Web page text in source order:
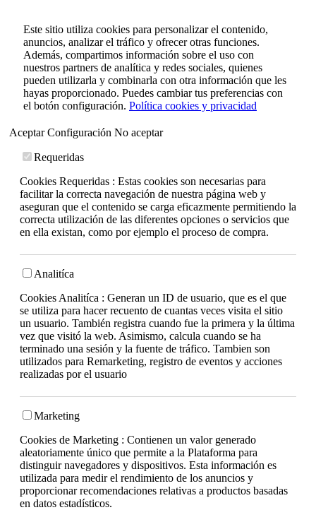
Este sitio utiliza cookies para personalizar el contenido,
anuncios, analizar el tráfico y ofrecer otras funciones.
Además, compartimos información sobre el uso con
nuestros partners de analítica y redes sociales, quienes
pueden utilizarla y combinarla con otra información que les
hayas proporcionado. Puedes cambiar tus preferencias con
el botón configuración. Política cookies y privacidad
AceptarConfiguración No aceptar
Requeridas
Cookies Requeridas : Estas cookies son necesarias para
facilitar la correcta navegación de nuestra página web y
aseguran que el contenido se carga eficazmente permitiendo la
correcta utilización de las diferentes opciones o servicios que
en ella existan, como por ejemplo el proceso de compra.
Analitíca
Cookies Analitíca : Generan un ID de usuario, que es el que
se utiliza para hacer recuento de cuantas veces visita el sitio
un usuario. También registra cuando fue la primera y la última
vez que visitó la web. Asimismo, calcula cuando se ha
terminado una sesión y la fuente de tráfico. Tambien son
utilizados para Remarketing, registro de eventos y acciones
realizadas por el usuario
Marketing
Cookies de Marketing : Contienen un valor generado
aleatoriamente único que permite a la Plataforma para
distinguir navegadores y dispositivos. Esta información es
utilizada para medir el rendimiento de los anuncios y
proporcionar recomendaciones relativas a productos basadas
en datos estadísticos.